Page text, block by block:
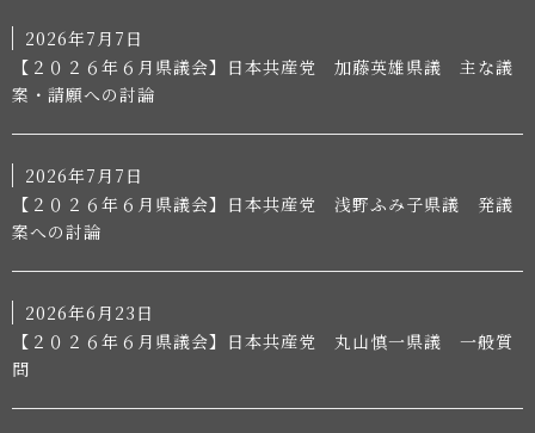
2026年7月7日
【２０２６年６月県議会】日本共産党 加藤英雄県議 主な議
案・請願への討論
2026年7月7日
【２０２６年６月県議会】日本共産党 浅野ふみ子県議 発議
案への討論
2026年6月23日
【２０２６年６月県議会】日本共産党 丸山慎一県議 一般質
問